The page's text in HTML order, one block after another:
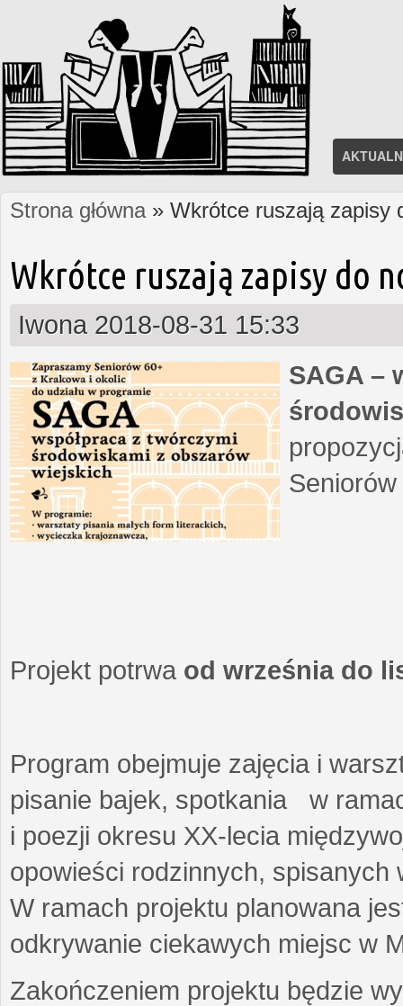
Jesteś tutaj
Strona główna» Wkrótce ruszają zapisy
Wkrótce ruszają zapisy do
Iwona 2018-08-31 15:33
SAGA –
Projekt potrwa od września do
Program obejmuje zajęcia i
pisanie bajek, spotkania w
i poezji okresu XX-lecia
opowieści rodzinnych,
W ramach projektu planowana
odkrywanie ciekawych miejsc w
Zakończeniem projektu będzie